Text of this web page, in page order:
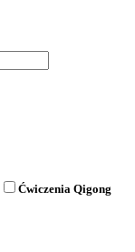
Ćwiczenia Qigong